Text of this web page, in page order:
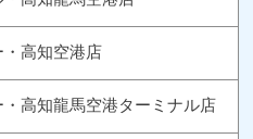
高知空港店
高知龍馬空港ターミナル店